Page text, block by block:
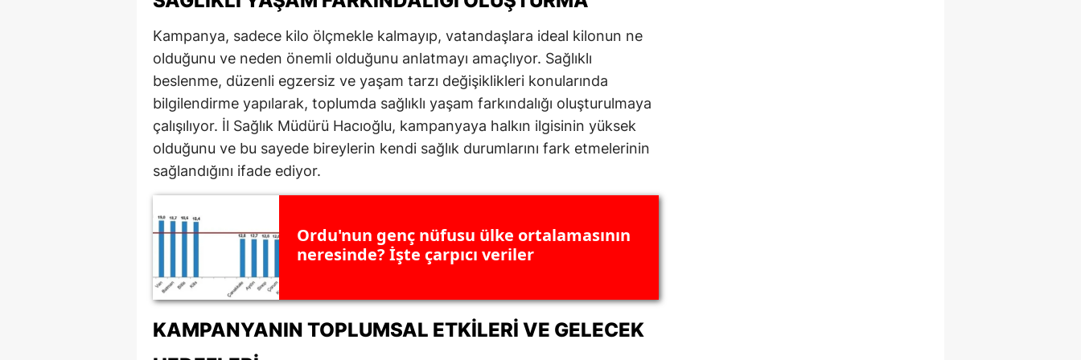
Yalova
Karabük
Kilis
Osmaniye
Kampanya, sadece kilo ölçmekle kalmayıp, vatandaşlara ideal kilonun ne
olduğunu ve neden önemli olduğunu anlatmayı amaçlıyor. Sağlıklı
beslenme, düzenli egzersiz ve yaşam tarzı değişiklikleri konularında
bilgilendirme yapılarak, toplumda sağlıklı yaşam farkındalığı oluşturulmaya
çalışılıyor. İl Sağlık Müdürü Hacıoğlu, kampanyaya halkın ilgisinin yüksek
olduğunu ve bu sayede bireylerin kendi sağlık durumlarını fark etmelerinin
sağlandığını ifade ediyor.
Ordu'nun genç nüfusu ülke ortalamasının
neresinde? İşte çarpıcı veriler
KAMPANYANIN TOPLUMSAL ETKILERI VE GELECEK